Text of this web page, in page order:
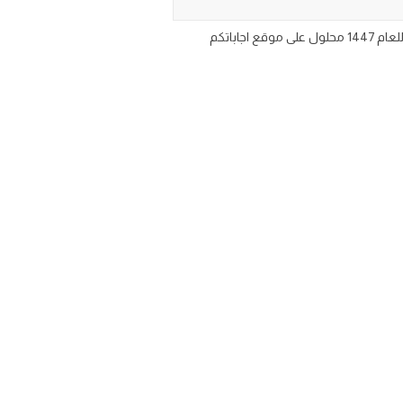
اسئلة نموذج اختبار نهائي لمادة لغتي الجميلة للصف الرابع الابتدائي الفصل الدراسي الثاني ف2 اختبار لغتي رابع ابتدائي ف2 نهائي للعام 1447 محلول على موقع اجاباتكم